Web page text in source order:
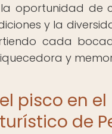
la oportunidad de
y la
cada
y
pisco en el
de